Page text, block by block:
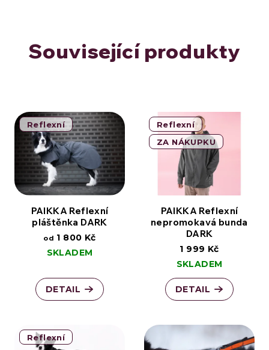
Související produkty
Reflexní
PAIKKA Reflexní
pláštěnka DARK
od 1 800 Kč
SKLADEM
DETAIL
Reflexní
ZA NÁKUPKU
PAIKKA Reflexní
nepromokavá bunda
DARK
1 999 Kč
SKLADEM
DETAIL
Reflexní